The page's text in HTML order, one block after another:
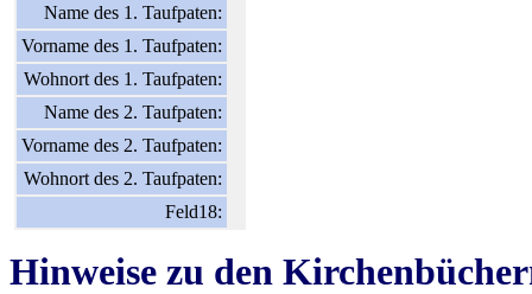
Name des 1. Taufpaten:
Vorname des 1. Taufpaten:
Wohnort des 1. Taufpaten:
Name des 2. Taufpaten:
Vorname des 2. Taufpaten:
Wohnort des 2. Taufpaten:
Feld18:
Hinweise zu den